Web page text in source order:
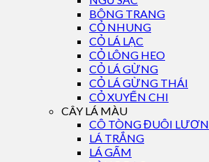
BÔNG TRANG
CỎ NHUNG
CỎ LÁ LẠC
CỎ LÔNG HEO
CỎ LÁ GỪNG
CỎ LÁ GỪNG THÁI
CỎ XUYẾN CHI
CÂY LÁ MÀU
CÔ TÒNG ĐUÔI LƯƠN
LÁ TRẮNG
LÁ GẤM